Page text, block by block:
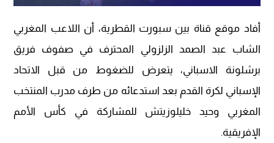
أفاد موقع قناة بين سبورت القطرية، أن اللاعب المغربي
الشاب عبد الصمد الزلزولي المحترف في صفوف فريق
برشلونة الاسباني، يتعرض للضغوط من قبل الاتحاد
الإسباني لكرة القدم بعد استدعائه من طرف مدرب المنتخب
المغربي وحيد خليلوزيتش للمشاركة في كأس الأمم
الإفريقية.